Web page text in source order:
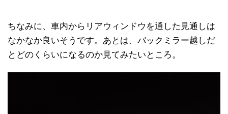
ちなみに、車内からリアウィンドウを通した見通しは
なかなか良いそうです。あとは、バックミラー越しだ
とどのくらいになるのか見てみたいところ。